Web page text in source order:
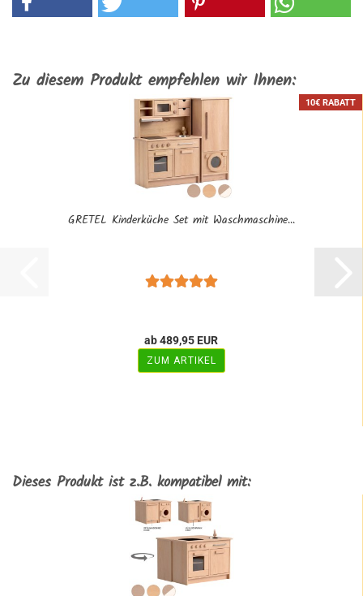
Zu diesem Produkt empfehlen wir Ihnen:
10€ RABATT
GRETEL Kinderküche Set mit Waschmaschine...
ab 489,95 EUR
ZUM ARTIKEL
Dieses Produkt ist z.B. kompatibel mit: